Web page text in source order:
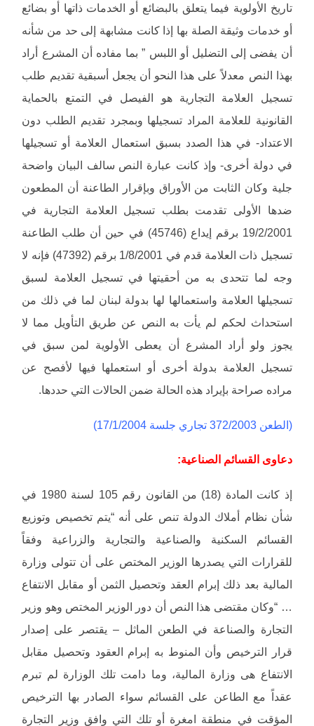
تاريخ الأولوية فيما يتعلق بالبضائع أو الخدمات ذاتها أو بضائع
أو خدمات وثيقة الصلة بها إذا كانت مشابهة إلى حد من شأنه
أن يفضى إلى التضليل أو اللبس ” بما مفاده أن المشرع أراد
بهذا النص معدلاً على هذا النحو أن يجعل أسبقية تقديم طلب
تسجيل العلامة التجارية هو الفيصل في التمتع بالحماية
القانونية للعلامة المراد تسجيلها وبمجرد تقديم الطلب دون
الاعتداد- في هذا الصدد بسبق استعمال العلامة أو تسجيلها
في دولة أخرى- وإذ كانت عبارة النص سالف البيان واضحة
جلية وكان الثابت من الأوراق وبإقرار الطاعنة أن المطعون
ضدها الأولى تقدمت بطلب تسجيل العلامة التجارية في
19/2/2001 برقم إيداع (45746) في حين أن طلب الطاعنة
تسجيل ذات العلامة قدم في 1/8/2001 برقم (47392) فإنه لا
وجه لما تتحدى به من أحقيتها في تسجيل العلامة لسبق
تسجيلها العلامة واستعمالها لها بدولة لبنان لما في ذلك من
استحداث لحكم لم يأت به النص عن طريق التأويل مما لا
يجوز ولو أراد المشرع أن يعطى الأولوية لمن سبق في
تسجيل العلامة بدولة أخرى أو استعملها فيها لأفصح عن
مراده صراحة بإيراد هذه الحالة ضمن الحالات التي حددها.
(الطعن 372/2003 تجاري جلسة 17/1/2004)
دعاوى القسائم الصناعية:
إذ كانت المادة (18) من القانون رقم 105 لسنة 1980 في
شأن نظام أملاك الدولة تنص على أنه “يتم تخصيص وتوزيع
القسائم السكنية والصناعية والتجارية والزراعية وفقاً
للقرارات التي يصدرها الوزير المختص على أن تتولى وزارة
المالية بعد ذلك إبرام العقد وتحصيل الثمن أو مقابل الانتفاع
… “وكان مقتضى هذا النص أن دور الوزير المختص وهو وزير
التجارة والصناعة في الطعن الماثل – يقتصر على إصدار
قرار الترخيص وأن المنوط به إبرام العقود وتحصيل مقابل
الانتفاع هى وزارة المالية، وما دامت تلك الوزارة لم تبرم
عقداً مع الطاعن على القسائم سواء الصادر بها الترخيص
المؤقت في منطقة امغرة أو تلك التي وافق وزير التجارة